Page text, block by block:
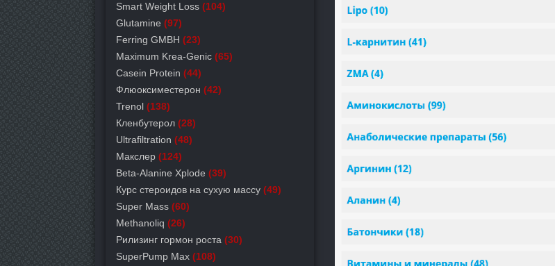
Smart Weight Loss (104)
Glutamine (97)
Ferring GMBH (23)
Maximum Krea-Genic (65)
Casein Protein (44)
Флюоксиместерон (42)
Trenol (138)
Кленбутерол (28)
Ultrafiltration (48)
Макслер (124)
Beta-Alanine Xplode (39)
Курс стероидов на сухую массу (49)
Super Mass (60)
Methanoliq (26)
Рилизинг гормон роста (30)
SuperPump Max (108)